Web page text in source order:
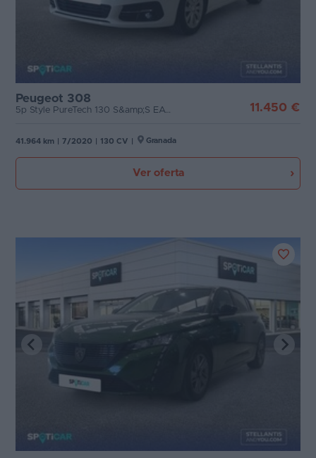
Peugeot 308
5p Style PureTech 130 S&amp;S EAT8 11.450 €
41.964 km 7/2020 130 CV Granada
Ver oferta